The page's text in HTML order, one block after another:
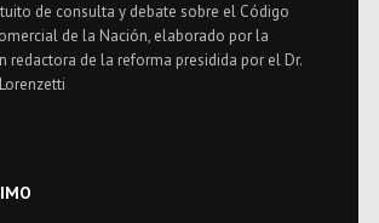
de consulta y debate sobre el Código
de la Nación, elaborado por la
redactora de la reforma presidida por el Dr.